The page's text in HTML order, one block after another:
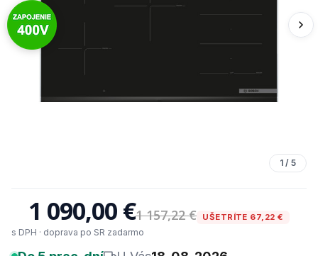
1 / 5
1 090,00 €1 157,22 € UŠETRÍTE 67,22 €
s DPH · doprava po SR zadarmo